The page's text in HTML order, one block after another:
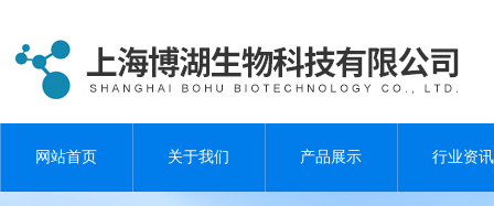
网站首页 关于我们 产品展示 行业资讯